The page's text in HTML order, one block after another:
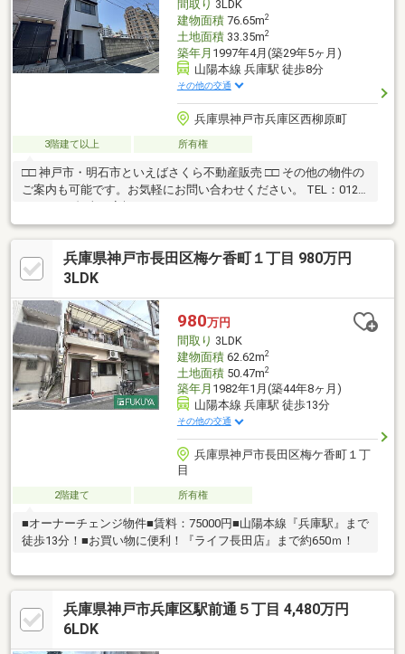
間取り 3LDK
建物面積76.65m2
土地面積33.35m2
築年月 1997年4月(築29年5ヶ月)
山陽本線 兵庫駅 徒歩8分
その他の交通
兵庫県神戸市兵庫区西柳原町
3階建て以上 所有権
□□ 神戸市・明石市といえばさくら不動産販売 □□ その他の物件の
ご案内も可能です。お気軽にお問い合わせください。 TEL：0120-
930-667（担当：高橋）
兵庫県神戸市長田区梅ケ香町１丁目 980万円
3LDK
980万円
間取り 3LDK
建物面積62.62m2
土地面積50.47m2
築年月 1982年1月(築44年8ヶ月)
山陽本線 兵庫駅 徒歩13分
その他の交通
兵庫県神戸市長田区梅ケ香町１丁
目
2階建て 所有権
■オーナーチェンジ物件■賃料：75000円■山陽本線『兵庫駅』まで
徒歩13分！■お買い物に便利！『ライフ長田店』まで約650ｍ！
兵庫県神戸市兵庫区駅前通５丁目 4,480万円
6LDK